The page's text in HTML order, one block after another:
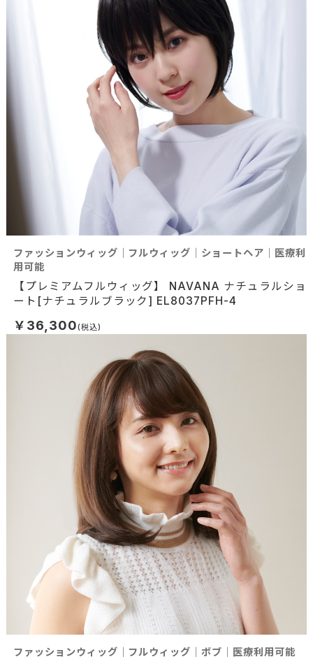
【プレミアムフルウィッグ】 NAVANA ナチュラルショ
ート[ナチュラルブラック] EL8037PFH-4
ファッションウィッグ｜フルウィッグ｜ショートヘア｜医療利
用可能
￥36,300
ファッションウィッグ｜フルウィッグ｜ボブ｜医療利用可能